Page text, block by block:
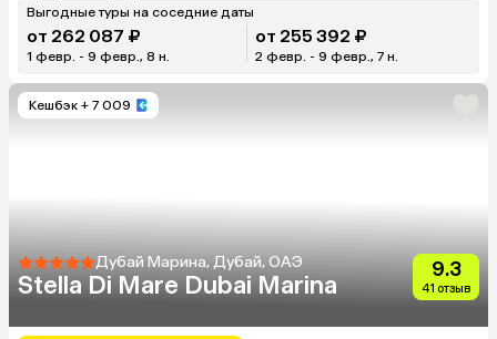
Выгодные туры на соседние даты
от 262 087 ₽
1 февр. - 9 февр., 8 н.
от 255 392 ₽
2 февр. - 9 февр., 7 н.
Кешбэк + 7 009
Дубай Марина, Дубай, ОАЭ
Stella Di Mare Dubai Marina
9.3
41 отзыв